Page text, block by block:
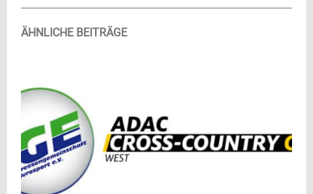
ÄHNLICHE BEITRÄGE